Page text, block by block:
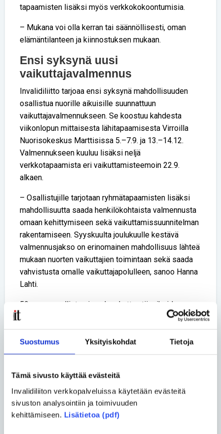
Suostumus Yksityiskohdat Tietoja
Tämä sivusto käyttää evästeitä
Invalidiliiton verkkopalveluissa käytetään evästeitä
sivuston analysointiin ja toimivuuden
kehittämiseen. Lisätietoa (pdf)
tapaamisten lisäksi myös verkkokokoontumisia.
– Mukana voi olla kerran tai säännöllisesti, oman
elämäntilanteen ja kiinnostuksen mukaan.
Ensi syksynä uusi
vaikuttajavalmennus
Invalidiliitto tarjoaa ensi syksynä mahdollisuuden
osallistua nuorille aikuisille suunnattuun
vaikuttajavalmennukseen. Se koostuu kahdesta
viikonlopun mittaisesta lähitapaamisesta Virroilla
Nuorisokeskus Marttisissa 5.–7.9. ja 13.–14.12.
Valmennukseen kuuluu lisäksi neljä
verkkotapaamista eri vaikuttamisteemoin 22.9.
alkaen.
– Osallistujille tarjotaan ryhmätapaamisten lisäksi
mahdollisuutta saada henkilökohtaista valmennusta
omaan kehittymiseen sekä vaikuttamissuunnitelman
rakentamiseen. Syyskuulta joulukuulle kestävä
valmennusjakso on erinomainen mahdollisuus lähteä
mukaan nuorten vaikuttajien toimintaan sekä saada
vahvistusta omalle vaikuttajapolulleen, sanoo Hanna
Lahti.
50 euron osallistumismaksu kattaa täysihoidon
lähitapaamisissa sekä matkakulut. Tarvittaessa
ovat myös tervetulleita.
Auli Tynkkynen | auli.tynkkynen@invalidiliitto.fi | 040
7788 690
Lisätietoa: www.invalidiliitto.fi/koulutuksia
Rohkeasti vaan